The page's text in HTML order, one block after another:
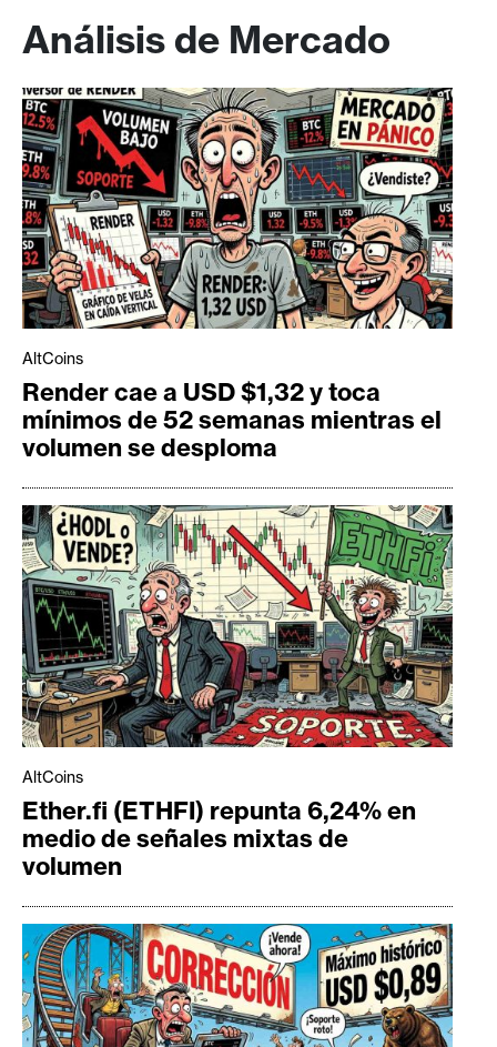
Análisis de Mercado
AltCoins
Render cae a USD $1,32 y toca
mínimos de 52 semanas mientras el
volumen se desploma
AltCoins
Ether.fi (ETHFI) repunta 6,24% en
medio de señales mixtas de
volumen